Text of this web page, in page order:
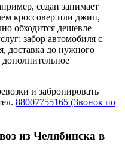
седан занимает
кроссовер или джип,
обходится дешевле
забор автомобиля с
доставка до нужного
дополнительное
и забронировать
88007755165 (Звонок по
из Челябинска в